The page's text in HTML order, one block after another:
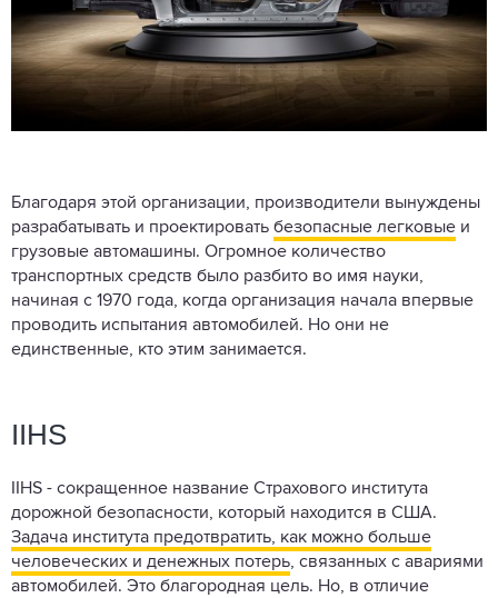
Благодаря этой организации, производители вынуждены
разрабатывать и проектировать безопасные легковые и
грузовые автомашины. Огромное количество
транспортных средств было разбито во имя науки,
начиная с 1970 года, когда организация начала впервые
проводить испытания автомобилей. Но они не
единственные, кто этим занимается.
IIHS
IIHS - сокращенное название Страхового института
дорожной безопасности, который находится в США.
Задача института предотвратить, как можно больше
человеческих и денежных потерь, связанных с авариями
автомобилей. Это благородная цель. Но, в отличие